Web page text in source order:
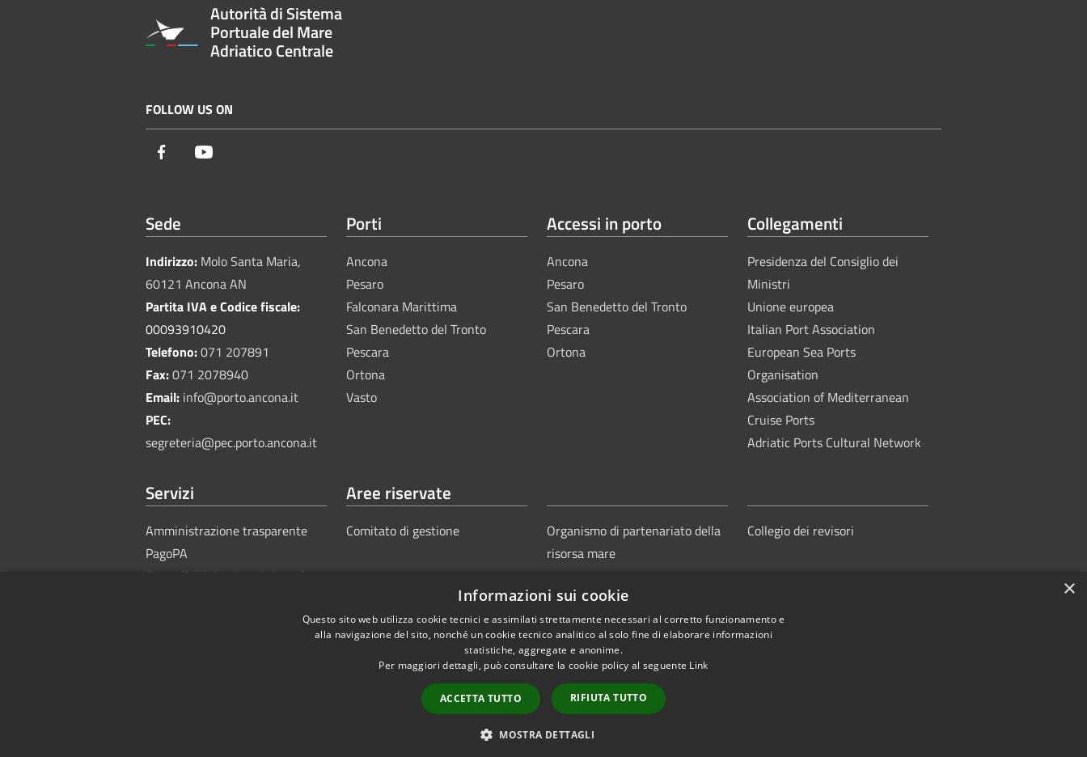
Autorità di Sistema
Portuale del Mare
Adriatico Centrale
FOLLOW US ON
Facebook
Sede
Indirizzo: Molo Santa Maria,
60121 Ancona AN
Partita IVA e Codice fiscale:
00093910420
Telefono:071 207891
Fax:071 2078940
Email: info@porto.ancona.it
PEC:
segreteria@pec.porto.ancona.it
Porti
Ancona
Pesaro
Falconara Marittima
San Benedetto del Tronto
Pescara
Ortona
Vasto
Accessi in porto
Ancona
Pesaro
San Benedetto del Tronto
Pescara
Ortona
Collegamenti
Presidenza del Consiglio dei
Ministri
Unione europea
Italian Port Association
European Sea Ports
Organisation
Association of Mediterranean
Cruise Ports
Adriatic Ports Cultural Network
Servizi
Amministrazione trasparente
PagoPA
Sportello Unico Amministrativo
Aree riservate
Comitato di gestione
Organismo di partenariato della
risorsa mare
Collegio dei revisori
Sitemap Copyright © 2025Autorità di Sistema Portuale del Mare
×
Informazioni sui cookie
Questo sito web utilizza cookie tecnici e assimilati strettamente necessari al corretto funzionamento e
alla navigazione del sito, nonché un cookie tecnico analitico al solo fine di elaborare informazioni
statistiche, aggregate e anonime.
Per maggiori dettagli, può consultare la cookie policy al seguente Link
ACCETTA TUTTO RIFIUTA TUTTO
MOSTRA DETTAGLI